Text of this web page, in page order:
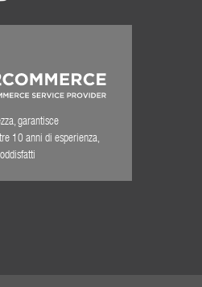
garantisce
10 anni di esperienza,